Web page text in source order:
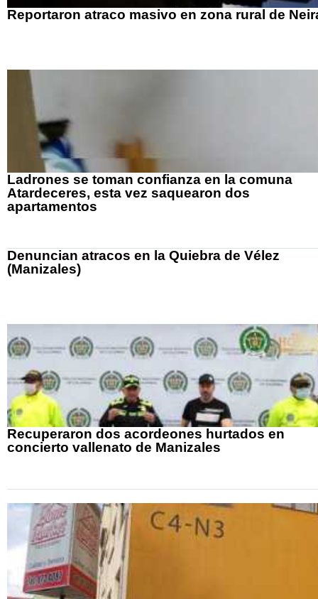
Reportaron atraco masivo en zona rural de
Ladrones se toman confianza en la comuna
Atardeceres, esta vez saquearon dos
apartamentos
Denuncian atracos en la Quiebra de Vélez
(Manizales)
Recuperaron dos acordeones hurtados en
concierto vallenato de Manizales